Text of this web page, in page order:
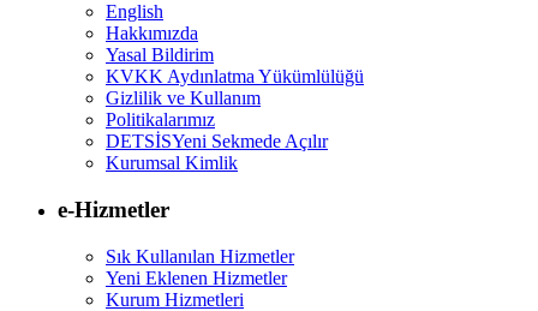
English
Hakkımızda
Yasal Bildirim
KVKK Aydınlatma Yükümlülüğü
Gizlilik ve Kullanım
Politikalarımız
DETSİSYeni Sekmede Açılır
Kurumsal Kimlik
e-Hizmetler
Sık Kullanılan Hizmetler
Yeni Eklenen Hizmetler
Kurum Hizmetleri